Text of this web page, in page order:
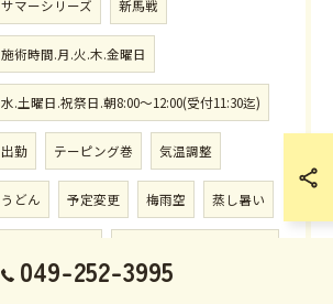
サマーシリーズ 新馬戦
施術時間.月.火.木.金曜日
水.土曜日.祝祭日.朝8:00〜12:00(受付11:30迄)
出勤 テーピング巻 気温調整
うどん 予定変更 梅雨空 蒸し暑い
049-252-3995